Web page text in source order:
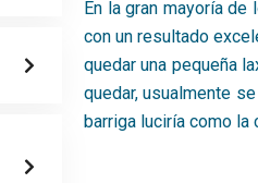
En la gran mayoría
con un resultado
quedar una pequeña
quedar, usualmente
barriga luciría como